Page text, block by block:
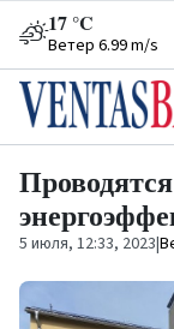
17 °C
Ветер 6.99 m/s
5 июля, 12:33, 2023|